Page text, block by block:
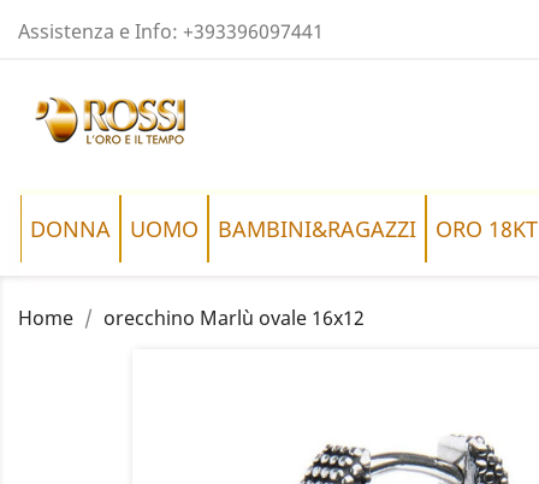
Assistenza e Info: +393396097441
DONNA UOMO BAMBINI&RAGAZZI ORO 18KT
Home orecchino Marlù ovale 16x12